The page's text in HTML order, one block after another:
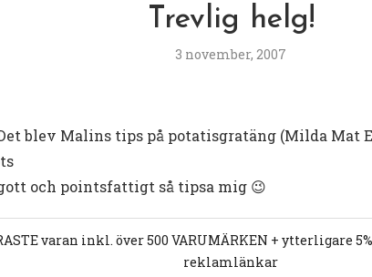
Trevlig helg!
3 november, 2007
blev Malins tips på potatisgratäng (Milda Mat
och pointsfattigt så tipsa mig 😉
varan inkl. över 500 VARUMÄRKEN + ytterligare
reklamlänkar